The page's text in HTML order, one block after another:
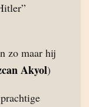
zo maar hij
Akyol)